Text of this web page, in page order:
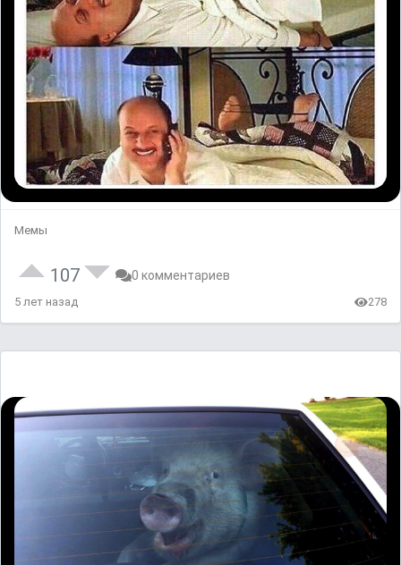
Мемы
107 0 комментариев
5 лет назад 278